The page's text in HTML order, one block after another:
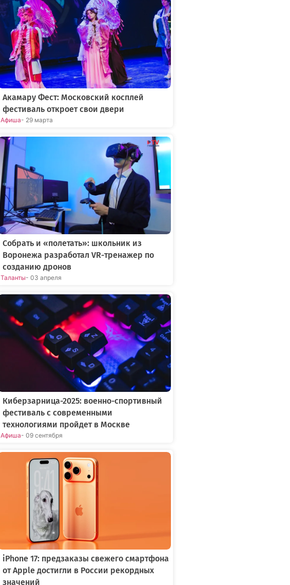
Акамару Фест: Московский косплей
фестиваль откроет свои двери
Афиша- 29 марта
Собрать и «полетать»: школьник из
Воронежа разработал VR-тренажер по
созданию дронов
Таланты- 03 апреля
Киберзарница-2025: военно-спортивный
фестиваль с современными
технологиями пройдет в Москве
Афиша- 09 сентября
iPhone 17: предзаказы свежего смартфона
от Apple достигли в России рекордных
значений